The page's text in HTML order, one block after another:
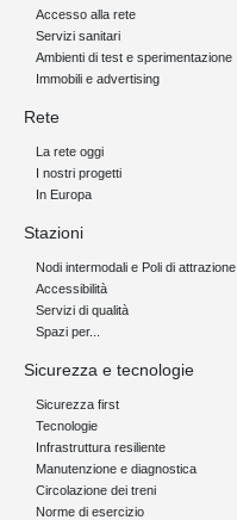
Accesso alla rete
Servizi sanitari
Ambienti di test e sperimentazione
Immobili e advertising
Rete
La rete oggi
I nostri progetti
In Europa
Stazioni
Nodi intermodali e Poli di attrazione
Accessibilità
Servizi di qualità
Spazi per...
Sicurezza e tecnologie
Sicurezza first
Tecnologie
Infrastruttura resiliente
Manutenzione e diagnostica
Circolazione dei treni
Norme di esercizio